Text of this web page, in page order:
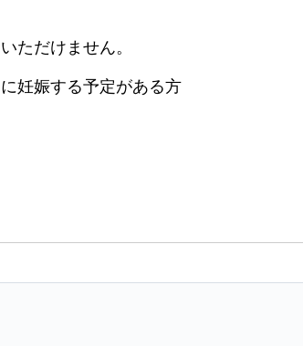
ただけません。
妊娠する予定がある方